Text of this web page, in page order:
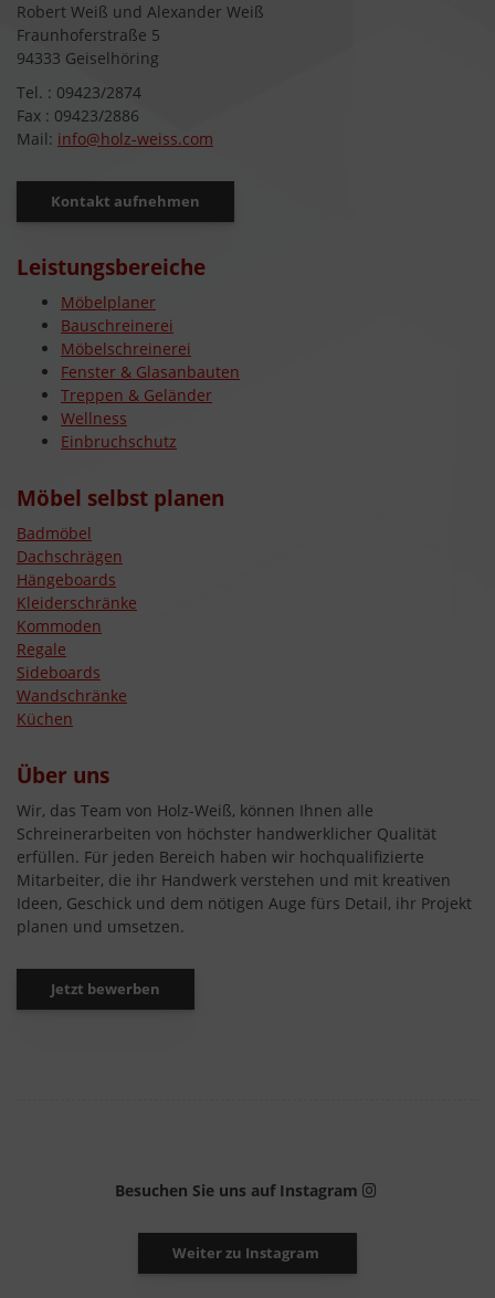
Robert Weiß und Alexander Weiß
Fraunhoferstraße 5
94333 Geiselhöring
Tel. : 09423/2874
Fax : 09423/2886
Mail: info@holz-weiss.com
Kontakt aufnehmen
Leistungsbereiche
Möbelplaner
Bauschreinerei
Möbelschreinerei
Fenster & Glasanbauten
Treppen & Geländer
Wellness
Einbruchschutz
Möbel selbst planen
Badmöbel
Dachschrägen
Hängeboards
Kleiderschränke
Kommoden
Regale
Sideboards
Wandschränke
Küchen
Über uns
Wir, das Team von Holz-Weiß, können Ihnen alle
Schreinerarbeiten von höchster handwerklicher Qualität
erfüllen. Für jeden Bereich haben wir hochqualifizierte
Mitarbeiter, die ihr Handwerk verstehen und mit kreativen
Ideen, Geschick und dem nötigen Auge fürs Detail, ihr Projekt
planen und umsetzen.
Jetzt bewerben
Besuchen Sie uns auf Instagram
Weiter zu Instagram